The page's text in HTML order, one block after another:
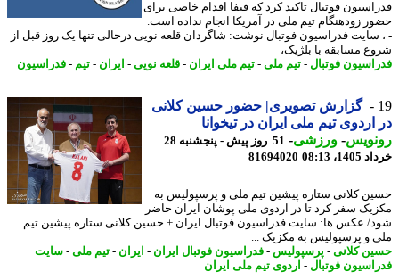
فوتبال تاکید کرد که فیفا اقدام خاصی برای
زودهنگام تیم ملی در آمریکا انجام نداده است.
فدراسیون فوتبال نوشت: شاگردان قلعه نویی درحالی تنها یک روز قبل از
مسابقه با بلژیک،
فوتبال-تیم ملی -تیم ملی ایران - قلعه نویی-ایران - تیم -فدراسیون
گزارش تصویری| حضور حسین کلانی
تیم ملی ایران در تیخوانا
-ورزشی-
51 روز پیش - پنجشنبه 28
08:13
81694020
کلانی ستاره پیشین تیم ملی و پرسپولیس به
سفر کرد تا در اردوی ملی پوشان ایران حاضر
عکس ها: سایت فدراسیون فوتبال ایران + حسین کلانی ستاره پیشین تیم
و پرسپولیس به مکزیک ...
کلانی-پرسپولیس-فدراسیون فوتبال ایران - ایران - تیم ملی -سایت
فوتبال-اردوی تیم ملی ایران